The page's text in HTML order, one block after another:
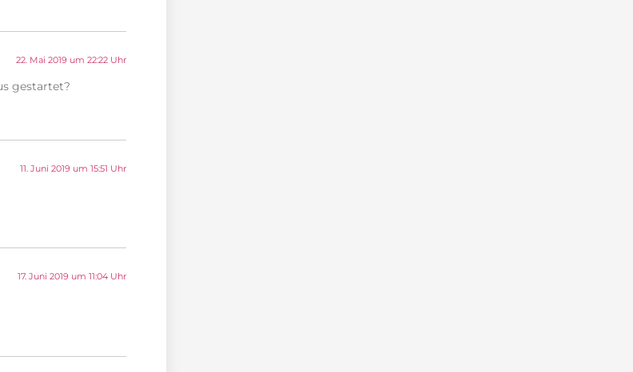
22. Mai 2019 um 22:22 Uhr
gestartet?
11. Juni 2019 um 15:51 Uhr
17. Juni 2019 um 11:04 Uhr